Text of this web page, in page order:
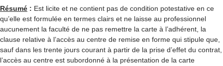
Résumé : Est licite et ne contient pas de condition potestative en ce
qu’elle est formulée en termes clairs et ne laisse au professionnel
aucunement la faculté de ne pas remettre la carte à l’adhérent, la
clause relative à l’accès au centre de remise en forme qui stipule que,
sauf dans les trente jours courant à partir de la prise d’effet du contrat,
l’accès au centre est subordonné à la présentation de la carte